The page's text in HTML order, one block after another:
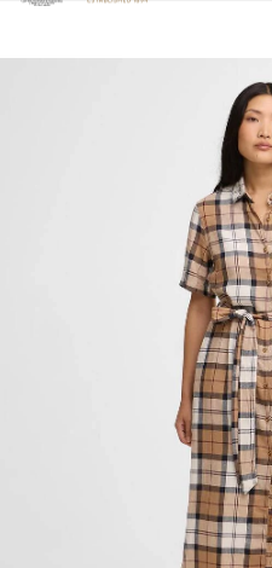
Clicca per visualizzare la nostra